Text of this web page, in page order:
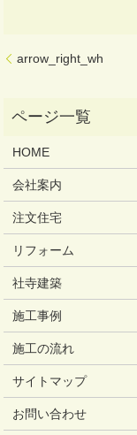
arrow_right_wh
HOME
会社案内
注文住宅
リフォーム
社寺建築
施工事例
施工の流れ
サイトマップ
お問い合わせ